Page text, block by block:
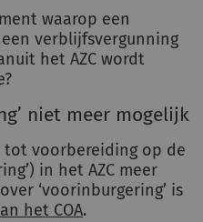
waarop een
verblijfsvergunning
het AZC wordt
niet meer mogelijk
tot voorbereiding op de
in het AZC meer
‘voorinburgering’ is
het COA.